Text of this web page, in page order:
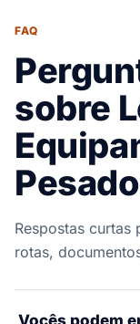
FAQ
sobre
Respostas curtas
rotas,
Vocês podem